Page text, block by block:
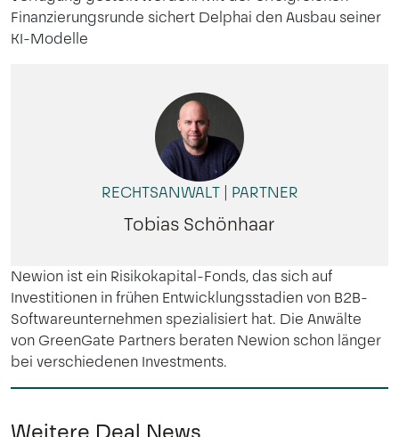
Finanzierungsrunde sichert Delphai den Ausbau seiner
KI-Modelle
RECHTSANWALT | PARTNER
Tobias Schönhaar
Newion ist ein Risikokapital-Fonds, das sich auf
Investitionen in frühen Entwicklungsstadien von B2B-
Softwareunternehmen spezialisiert hat. Die Anwälte
von GreenGate Partners beraten Newion schon länger
bei verschiedenen Investments.
Weitere Deal News